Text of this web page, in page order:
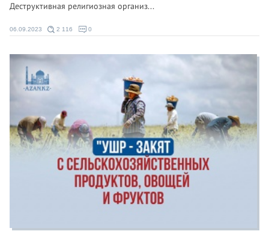
Деструктивная религиозная организ...
06.09.2023 2 116 0